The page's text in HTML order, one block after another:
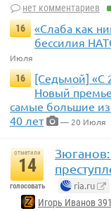
нет комментариев
16
«Слаба как
бессилия
Июля
16
[Седьмой] «С
Новый
самые большие
40 лет
— 20 Июля
отметили
14
голосовать ria.ru
Игорь Иванов